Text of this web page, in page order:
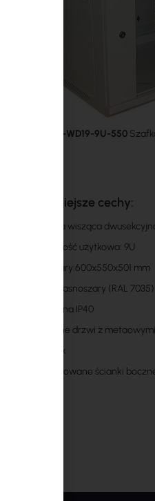
CL-WD19-9U-550
Najważniejsze cechy:
Szafka wisząca
Wysokość użytkowa: 9U
Wymiary:600x550x501 mm
Kolor-jasnoszary (RAL 7035)
Ochrona IP40
Szklane drzwi z
Zamek
Zdejmowane ścianki